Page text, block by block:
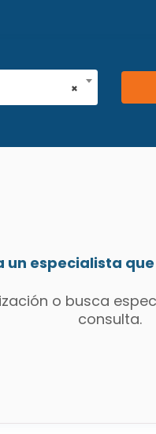
×
un especialista
o busca
consulta.